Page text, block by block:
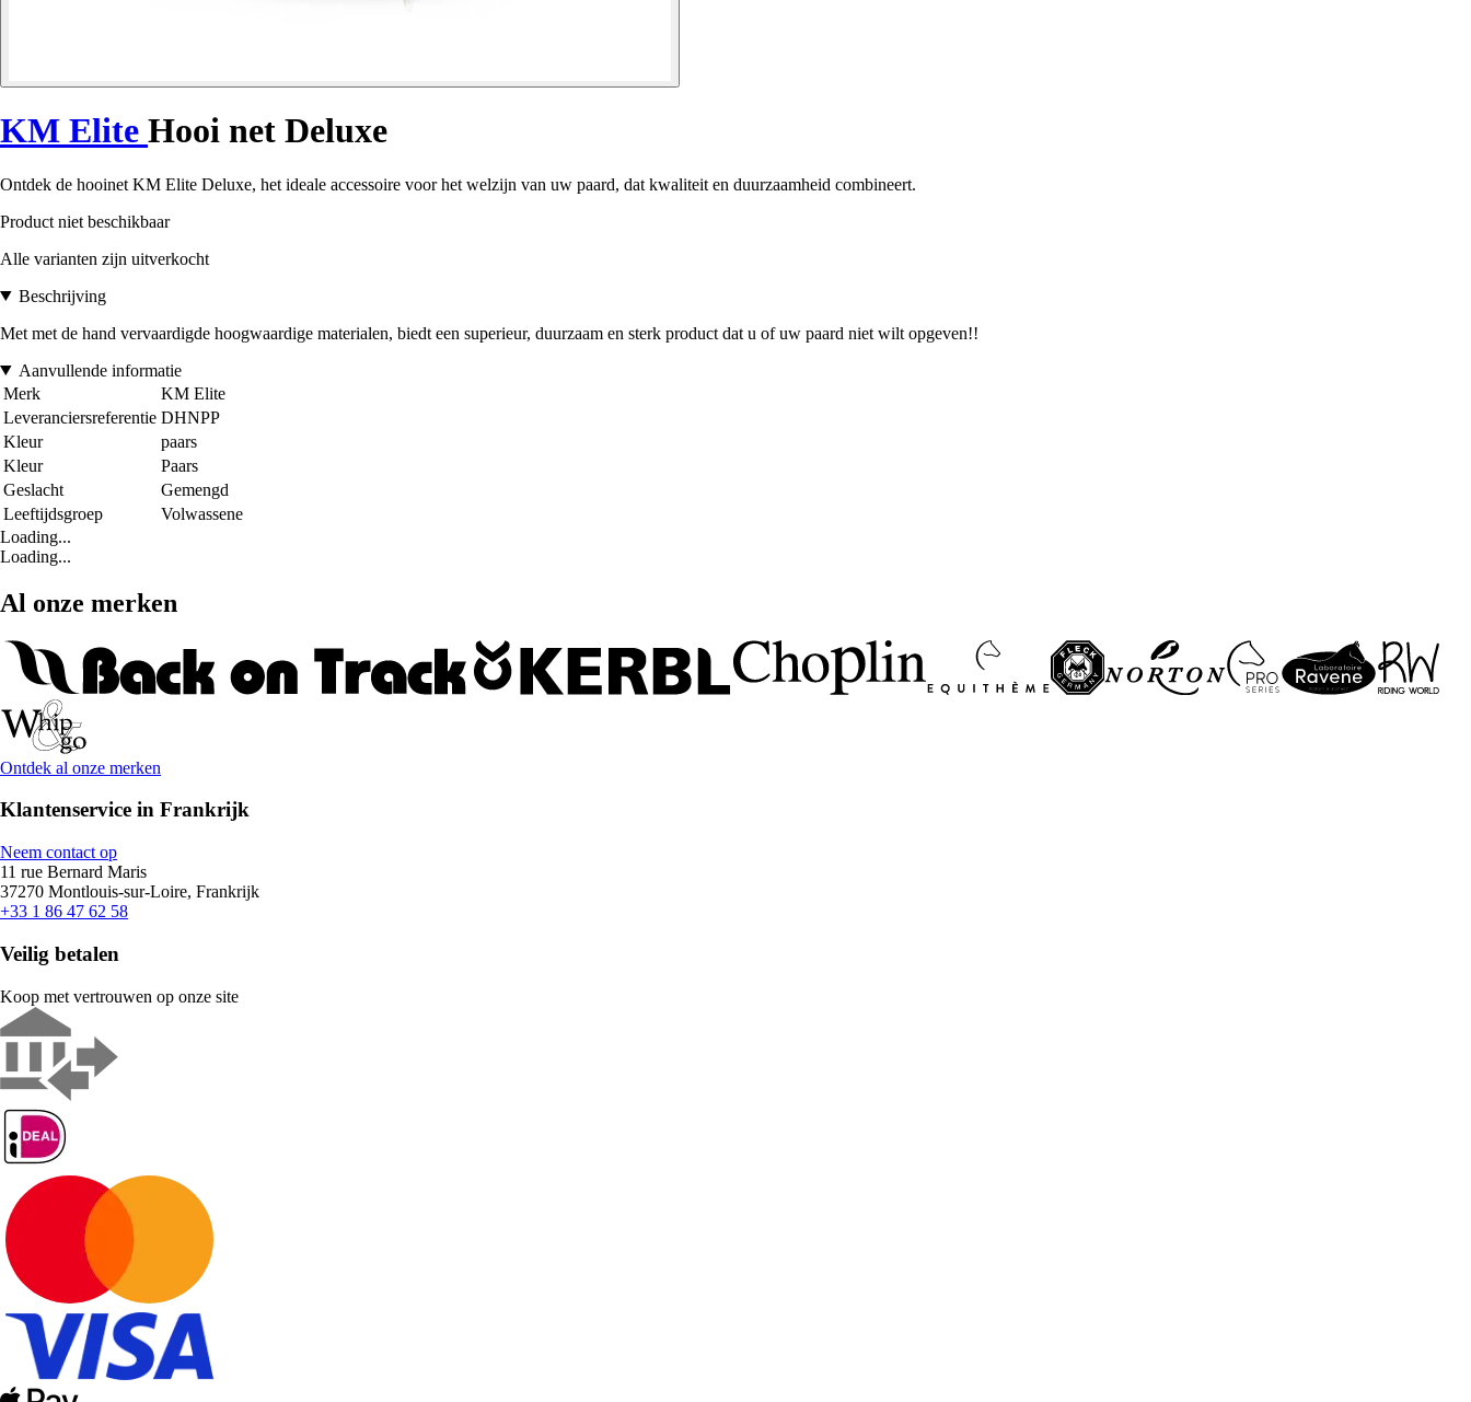
KM Elite Hooi net Deluxe
Ontdek de hooinet KM Elite Deluxe, het ideale accessoire voor het welzijn van uw paard, dat kwaliteit en duurzaamheid combineert.
Product niet beschikbaar
Alle varianten zijn uitverkocht
Beschrijving
Met met de hand vervaardigde hoogwaardige materialen, biedt een superieur, duurzaam en sterk product dat u of uw paard niet wilt opgeven!!
Aanvullende informatie
Merk
KM Elite
Leveranciersreferentie DHNPP
Kleur
paars
Kleur
Paars
Geslacht
Gemengd
Leeftijdsgroep
Volwassene
Loading...
Loading...
Al onze merken
Ontdek al onze merken
Klantenservice in Frankrijk
Neem contact op
11 rue Bernard Maris
37270 Montlouis-sur-Loire, Frankrijk
+33 1 86 47 62 58
Veilig betalen
Koop met vertrouwen op onze site